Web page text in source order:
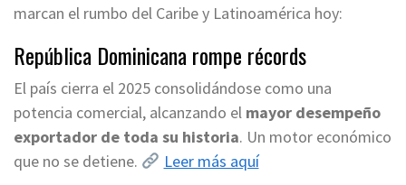
marcan el rumbo del Caribe y Latinoamérica hoy:
República Dominicana rompe récords
El país cierra el 2025 consolidándose como una
potencia comercial, alcanzando el mayor desempeño
exportador de toda su historia. Un motor económico
que no se detiene.
Leer más aquí